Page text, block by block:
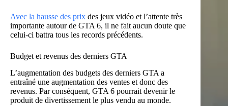
Avec la hausse des prix des jeux vidéo et l’attente très
importante autour de GTA 6, il ne fait aucun doute que
celui-ci battra tous les records précédents.
Budget et revenus des derniers GTA
L’augmentation des budgets des derniers GTA a
entraîné une augmentation des ventes et donc des
revenus. Par conséquent, GTA 6 pourrait devenir le
produit de divertissement le plus vendu au monde.